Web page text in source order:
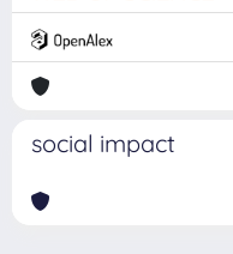
social impact